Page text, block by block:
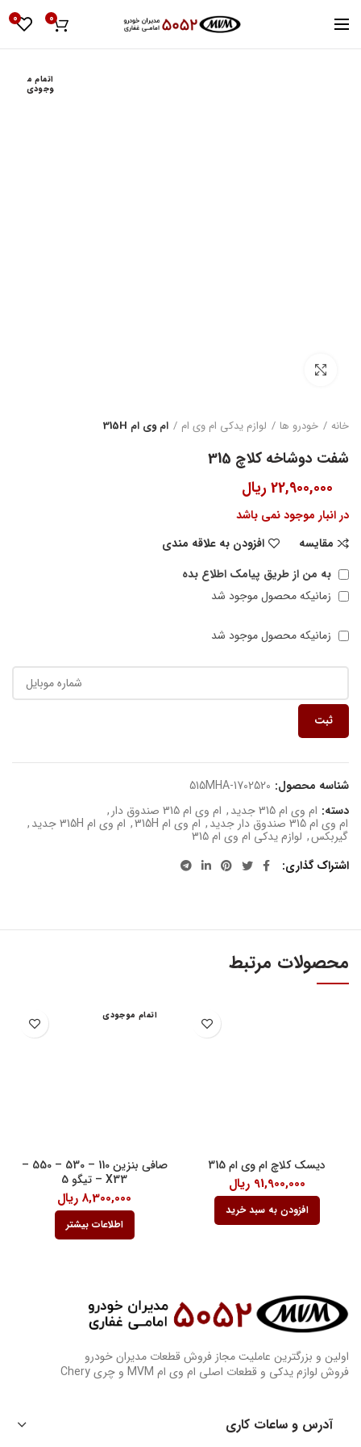
0
0
اتمام م
وجودی
خانه خودرو ها لوازم یدکی ام وی ام ام وی ام 315H
شفت دوشاخه کلاچ 315
22,900,000 ریال
در انبار موجود نمی باشد
مقایسه
افزودن به علاقه مندی
به من از طریق پیامک اطلاع بده
زمانیکه محصول موجود شد
زمانیکه محصول موجود شد
ثبت
شناسه محصول: 515MHA-1702520
دسته: ام وی ام 315 جدید , ام وی ام 315 صندوق دار ,
ام وی ام 315 صندوق دار جدید , ام وی ام 315H , ام وی ام 315H جدید ,
گیربکس, لوازم یدکی ام وی ام 315
اشتراک گذاری
محصولات مرتبط
دیسک کلاچ ام وی ام 315
91,900,000 ریال
افزودن به سبد خرید
اتمام موجودی
صافی بنزین 110 – 530 – 550 –
X33 – تیگو 5
8,300,000 ریال
اطلاعات بیشتر
اولین و بزرگترین عاملیت مجاز فروش قطعات مدیران خودرو
فروش لوازم یدکی و قطعات اصلی ام وی ام MVM و چری Chery
آدرس و ساعات کاری